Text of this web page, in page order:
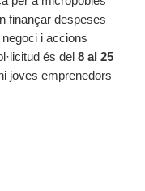
finançar despeses
i accions
és del 8 al 25
joves emprenedors